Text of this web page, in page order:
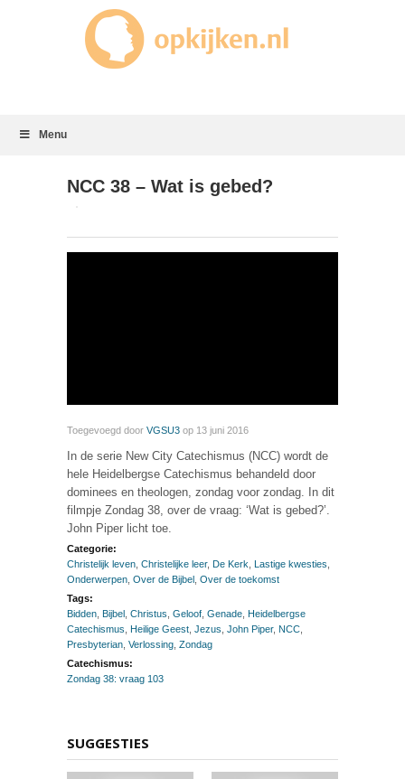
Menu
NCC 38 – Wat is gebed?
Toegevoegd door VGSU3 op 13 juni 2016
In de serie New City Catechismus (NCC) wordt de
hele Heidelbergse Catechismus behandeld door
dominees en theologen, zondag voor zondag. In dit
filmpje Zondag 38, over de vraag: ‘Wat is gebed?’.
John Piper licht toe.
Categorie:
Christelijk leven Christelijke leer, De Kerk Lastige kwesties
Onderwerpen Over de Bijbel Over de toekomst
Tags:
Bidden Bijbel Christus Geloof Genade Heidelbergse
Catechismus Heilige Geest Jezus John Piper, NCC
Presbyterian Verlossing Zondag
Catechismus:
Zondag 38: vraag 103
SUGGESTIES